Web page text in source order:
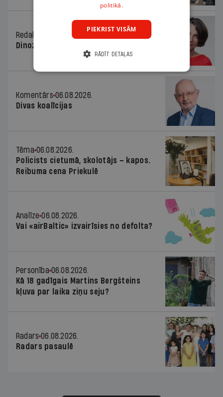
Redaktores sleja
Dinozaura triks
Komentārs 06.08.2026.
Divas koalīcijas
Tēma 06.08.2026.
Policists cietumā, skolotājs – kapos.
Reibuma cena Priekulē
Analīze 06.08.2026.
Vai «airBaltic» izvairīsies no defolta?
Personība 06.08.2026.
Kā 18 gadīgais Martins Bergšteins
kļuva par laika ziņu seju?
Radars 06.08.2026.
Radars pasaulē
politikā.
PIEKRIST VISĀM
RĀDĪT DETAĻAS